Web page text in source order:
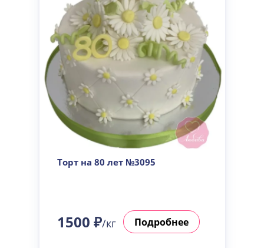
Торт на 80 лет №3095
1500 ₽/кг Подробнее